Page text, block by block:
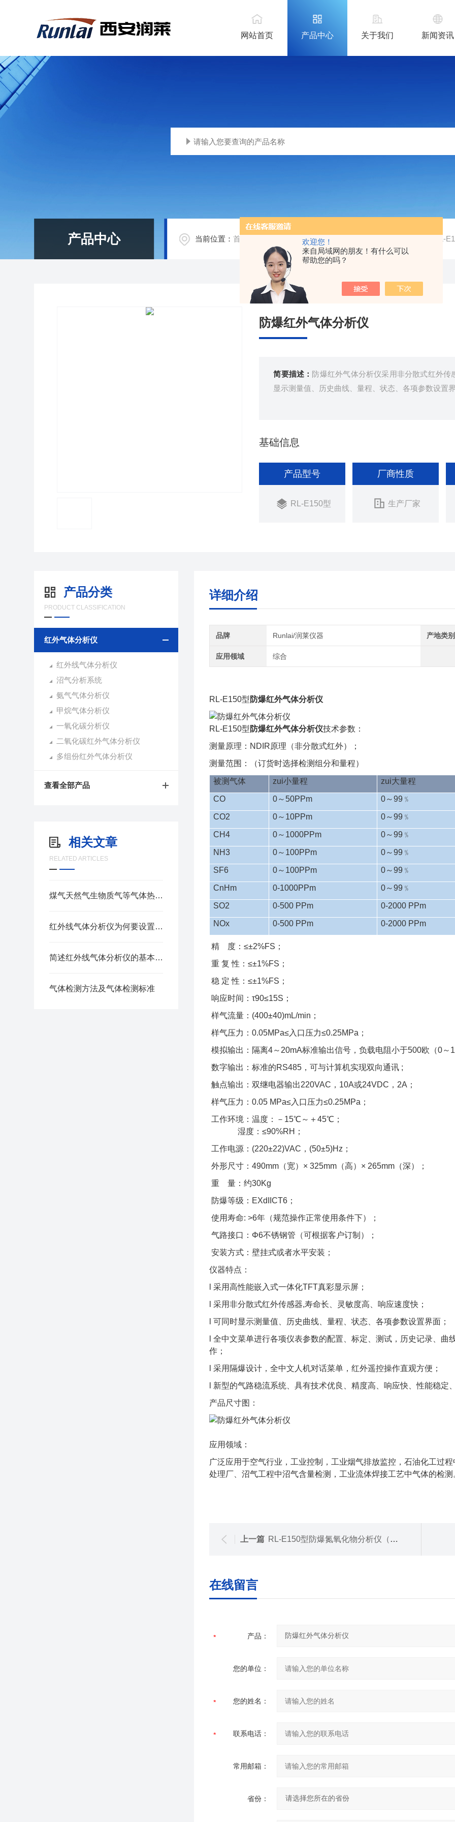
欢迎您！
来自局域网的朋友！有什么可以
帮助您的吗？
网站首页 产品中心 关于我们 新闻资讯
产品中心 当前位置：首页 红外气体分析仪 / RL-
防爆红外气体分析仪
简要描述： 防爆红外气体分析仪采用非分散式红外
显示测量值、历史曲线、量程、状态、各项参数设置
基础信息
产品型号
RL-E150型
厂商性质
生产厂家
产品分类
PRODUCT CLASSIFICATION
红外气体分析仪
红外线气体分析仪
沼气分析系统
氨气气体分析仪
甲烷气体分析仪
一氧化碳分析仪
二氧化碳红外气体分析仪
多组份红外气体分析仪
查看全部产品
相关文章
RELATED ARTICLES
煤气天然气生物质气等气体热值分析仪原理及分析仪器选型
红外线气体分析仪为何要设置过滤气室
简述红外线气体分析仪的基本原理
气体检测方法及气体检测标准
详细介绍
品牌 Runlai/润莱仪器 产地类别
应用领域 综合
RL-E150型 防爆红外气体分析仪
RL-E150型 防爆红外气体分析仪技术参数
测量原理：NDIR原理（非分散式红外）；
测量范围：（订货时选择检测组分和量程）
被测气体 zui小量程 zui大量程
CO 0～50PPm 0～99﹪
CO2 0～10PPm 0～99﹪
CH4 0～1000PPm 0～99﹪
NH3 0～100PPm 0～99﹪
SF6 0～100PPm 0～99﹪
CnHm 0-1000PPm 0～99﹪
SO2 0-500 PPm 0-2000 PPm
NOx 0-500 PPm 0-2000 PPm
精 度：≤±2%FS；
重 复 性：≤±1%FS；
稳 定 性：≤±1%FS；
响应时间：τ90≤15S；
样气流量：(400±40)mL/min；
样气压力：0.05MPa≤入口压力≤0.25MPa
模拟输出：隔离4～20mA标准输出信号，负载电阻小于500欧
数字输出：标准的RS485，可与计算机实现双向
触点输出：双继电器输出220VAC，10A或24VDC
样气压力：0.05 MPa≤入口压力≤0.25MPa；
工作环境：温度：－15℃～＋45℃；
湿度：≤90%RH；
工作电源：(220±22)VAC，(50±5)Hz；
外形尺寸：490mm（宽）× 325mm（高）× 265mm
重 量：约30Kg
防爆等级：EXdIICT6；
使用寿命: >6年（规范操作正常使用条件下
气路接口：Φ6不锈钢管（可根据客户订制
安装方式：壁挂式或者水平安装；
仪器特点：
l 采用高性能嵌入式一体化TFT真彩显示屏；
l 采用非分散式红外传感器,寿命长、灵敏度高、响应速度快；
l 可同时显示测量值、历史曲线、量程、状态、各项参数设置界面；
l 全中文菜单进行各项仪表参数的配置、标定、测试，历史记录、
作；
l 采用隔爆设计，全中文人机对话菜单，红外遥控操作直观方便；
l 新型的气路稳流系统、具有技术优良、精度高、响应快、性能稳定
产品尺寸图：
应用领域：
广泛应用于空气行业，工业控制，工业烟气排放监控，石油化工过
处理厂、沼气工程中沼气含量检测，工业流体焊接工艺中气体的检测
上一篇 RL-E150型防爆氮氧化物分析仪（小防爆）
在线留言
产品：
您的单位：
您的姓名：
联系电话：
常用邮箱：
省份：